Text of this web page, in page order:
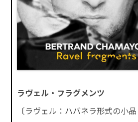
ラヴェル・フラグメンツ
〔ラヴェル：ハバネラ形式の小